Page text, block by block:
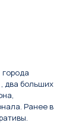
два больших
Ранее в